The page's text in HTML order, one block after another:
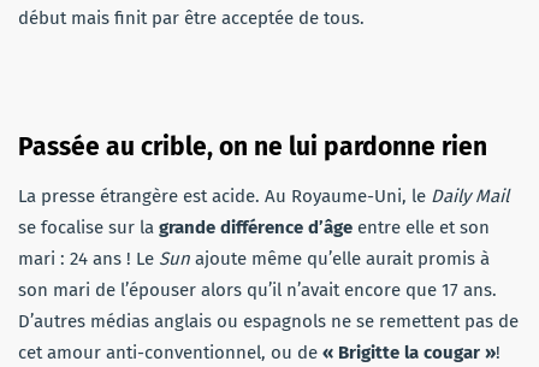
début mais finit par être acceptée de tous.
Passée au crible, on ne lui pardonne rien
La presse étrangère est acide. Au Royaume-Uni, le Daily Mail
se focalise sur la grande différence d’âge entre elle et son
mari : 24 ans ! Le Sun ajoute même qu’elle aurait promis à
son mari de l’épouser alors qu’il n’avait encore que 17 ans.
D’autres médias anglais ou espagnols ne se remettent pas de
cet amour anti-conventionnel, ou de « Brigitte la cougar »!